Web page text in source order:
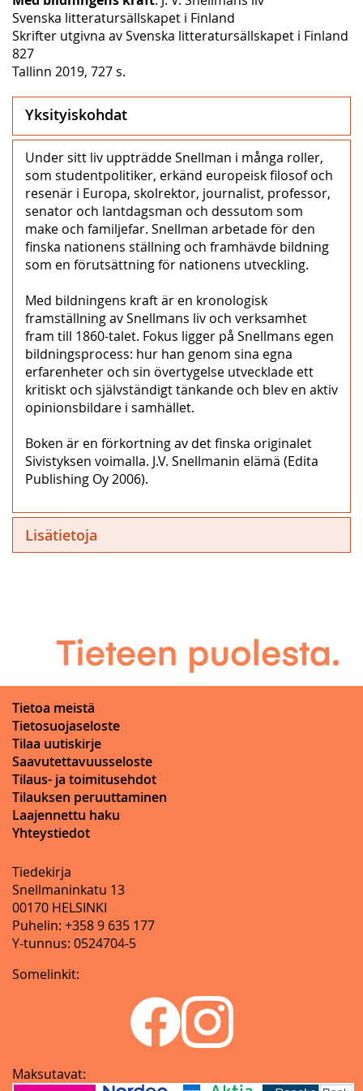
Svenska litteratursällskapet i Finland
Skrifter utgivna av Svenska litteratursällskapet i Finland
827
Tallinn 2019, 727 s.
Yksityiskohdat
Under sitt liv uppträdde Snellman i många roller,
som studentpolitiker, erkänd europeisk filosof och
resenär i Europa, skolrektor, journalist, professor,
senator och lantdagsman och dessutom som
make och familjefar. Snellman arbetade för den
finska nationens ställning och framhävde bildning
som en förutsättning för nationens utveckling.
Med bildningens kraft är en kronologisk
framställning av Snellmans liv och verksamhet
fram till 1860-talet. Fokus ligger på Snellmans egen
bildningsprocess: hur han genom sina egna
erfarenheter och sin övertygelse utvecklade ett
kritiskt och självständigt tänkande och blev en aktiv
opinionsbildare i samhället.
Boken är en förkortning av det finska originalet
Sivistyksen voimalla. J.V. Snellmanin elämä (Edita
Publishing Oy 2006).
Lisätietoja
Tietoa meistä
Tietosuojaseloste
Tilaa uutiskirje
Saavutettavuusseloste
Tilaus- ja toimitusehdot
Tilauksen peruuttaminen
Laajennettu haku
Yhteystiedot
Tiedekirja
Snellmaninkatu 13
00170 HELSINKI
Puhelin: +358 9 635 177
Y-tunnus: 0524704-5
Somelinkit:
Maksutavat: